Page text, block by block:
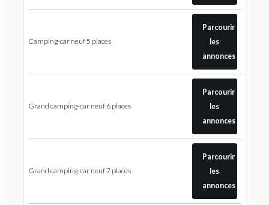
Camping-car neuf 5 places
Parcourir
les
annonces
Grand camping-car neuf 6 places
Parcourir
les
annonces
Grand camping-car neuf 7 places
Parcourir
les
annonces